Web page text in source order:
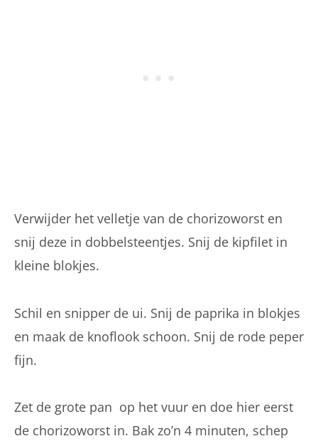
Verwijder het velletje van de chorizoworst en
snij deze in dobbelsteentjes. Snij de kipfilet in
kleine blokjes.
Schil en snipper de ui. Snij de paprika in blokjes
en maak de knoflook schoon. Snij de rode peper
fijn.
Zet de grote pan op het vuur en doe hier eerst
de chorizoworst in. Bak zo’n 4 minuten, schep